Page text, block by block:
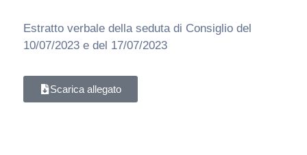
Estratto verbale della seduta di Consiglio del
10/07/2023 e del 17/07/2023
Scarica allegato